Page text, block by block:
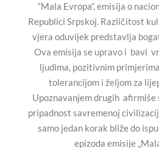
“Mala Evropa“, emisija o
Republici Srpskoj. Različitost
vjera oduvijek predstavlja
Ova emisija se upravo i bavi
ljudima, pozitivnim
tolerancijom i željom za
Upoznavanjem drugih
pripadnost savremenoj
samo jedan korak bliže do
epizoda emisije